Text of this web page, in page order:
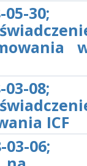
05-30;
03-08;
ICF
03-06;